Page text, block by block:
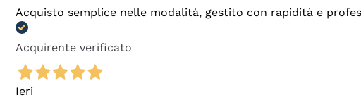
Acquisto semplice nelle modalità, gestito con rapidità e
Acquirente verificato
Ieri